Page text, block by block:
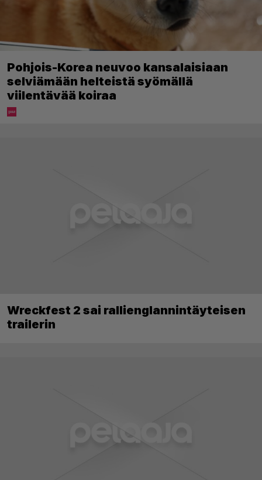
Pohjois-Korea neuvoo kansalaisiaan
selviämään helteistä syömällä
viilentävää koiraa
Wreckfest 2 sai rallienglannintäyteisen
trailerin